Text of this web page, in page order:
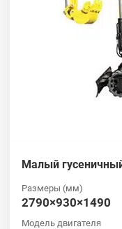
Малый
Размеры (мм)
2790×930×1490
Модель двигателя